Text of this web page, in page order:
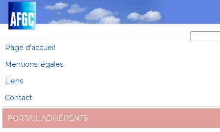
Page d'accueil
Mentions légales
Liens
Contact
PORTAIL ADHÉRENTS